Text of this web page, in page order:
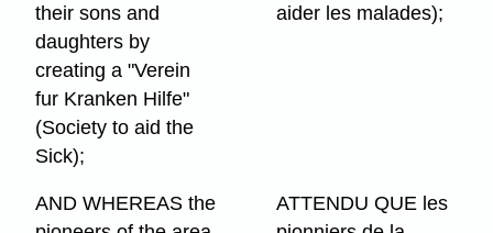
their sons and
daughters by
creating a "Verein
fur Kranken Hilfe"
(Society to aid the
Sick);
aider les malades);
AND WHEREAS the
ATTENDU QUE les